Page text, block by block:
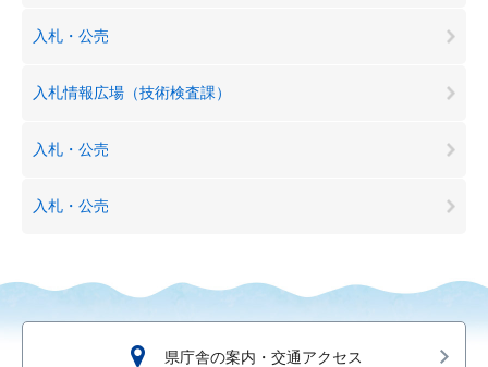
入札・公売
入札情報広場（技術検査課）
入札・公売
入札・公売
県庁舎の案内・交通アクセス